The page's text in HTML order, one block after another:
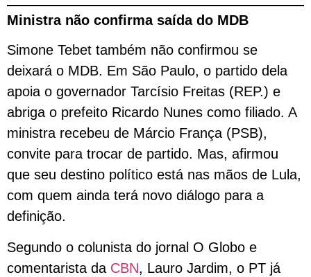
Ministra não confirma saída do MDB
Simone Tebet também não confirmou se
deixará o MDB. Em São Paulo, o partido dela
apoia o governador Tarcísio Freitas (REP.) e
abriga o prefeito Ricardo Nunes como filiado. A
ministra recebeu de Márcio França (PSB),
convite para trocar de partido. Mas, afirmou
que seu destino político está nas mãos de Lula,
com quem ainda terá novo diálogo para a
definição.
Segundo o colunista do jornal O Globo e
comentarista da CBN, Lauro Jardim, o PT já